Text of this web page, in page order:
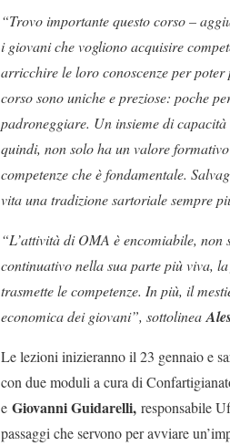
“Trovo importante questo corso –
i giovani che vogliono acquisire
arricchire le loro conoscenze per
corso sono uniche e preziose: poche
padroneggiare. Un insieme di
quindi, non solo ha un valore
competenze che è fondamentale.
vita una tradizione sartoriale sempre
“L’attività di OMA è encomiabile, non
continuativo nella sua parte più viva,
trasmette le competenze. In più, il
economica dei giovani”, sottolinea
Le lezioni inizieranno il 23 gennaio e
con due moduli a cura di
e Giovanni Guidarelli, responsabile
passaggi che servono per avviare